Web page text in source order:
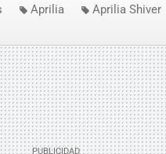
Aprilia Aprilia Shiver